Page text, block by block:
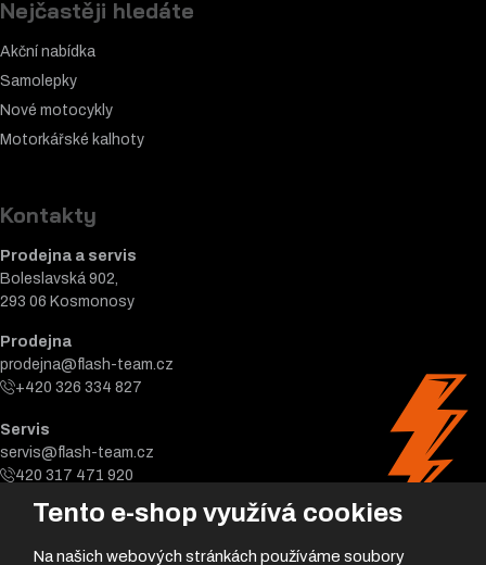
Tento e-shop využívá cookies
Na našich webových stránkách používáme soubory
Nejčastěji hledáte
Akční nabídka
Samolepky
Nové motocykly
Motorkářské kalhoty
Kontakty
Prodejna a servis
Boleslavská 902,
293 06 Kosmonosy
Prodejna
prodejna@flash-team.cz
+420 326 334 827
Servis
servis@flash-team.cz
420 317 471 920